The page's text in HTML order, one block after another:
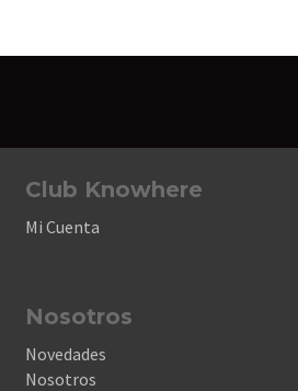
Club Knowhere
Mi Cuenta
Nosotros
Novedades
Nosotros